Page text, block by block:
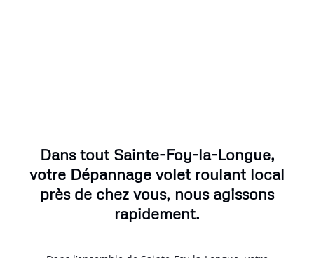
Dans tout Sainte-Foy-la-Longue,
votre Dépannage volet roulant local
près de chez vous, nous agissons
rapidement.